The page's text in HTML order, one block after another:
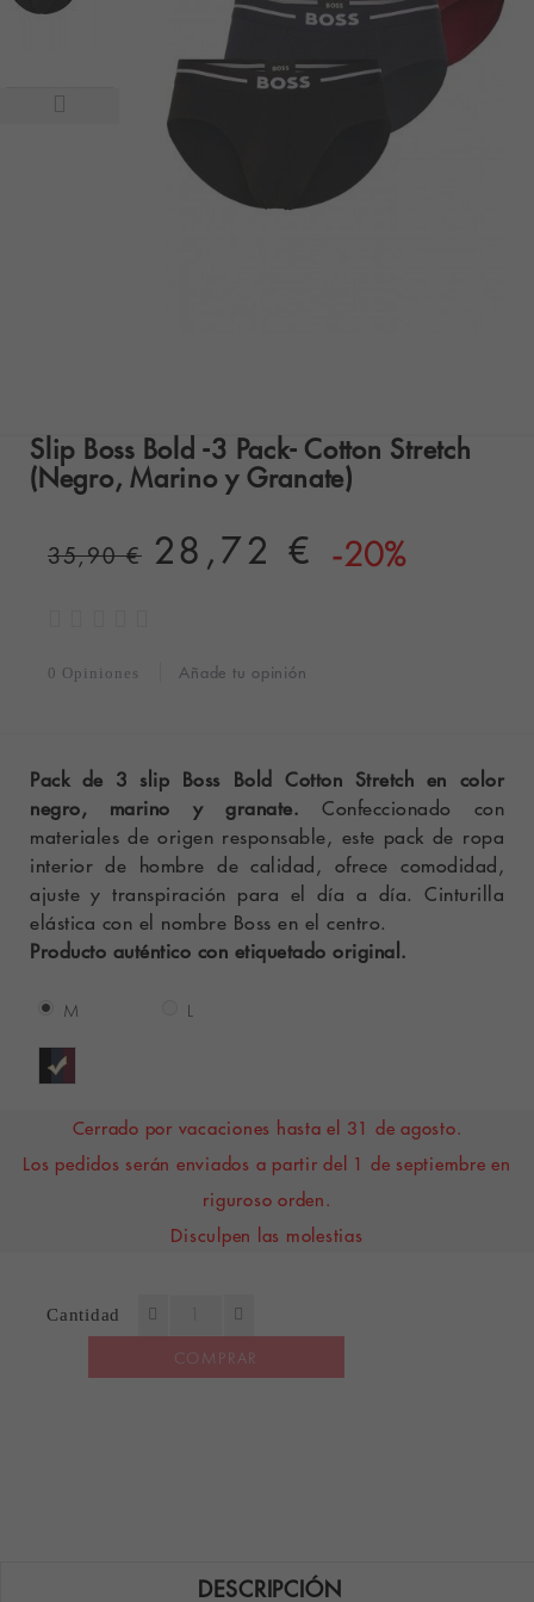
Slip Boss Bold -3 Pack- Cotton Stretch
(Negro, Marino y Granate)
35,90 € 28,72 € -20%
0 Opiniones Añade tu opinión
Pack de 3 slip Boss Bold Cotton Stretch en color
negro, marino y granate. Confeccionado con
materiales de origen responsable, este pack de ropa
interior de hombre de calidad, ofrece comodidad,
ajuste y transpiración para el día a día. Cinturilla
elástica con el nombre Boss en el centro.
Producto auténtico con etiquetado original.
M L
Cerrado por vacaciones hasta el 31 de agosto.
Los pedidos serán enviados a partir del 1 de septiembre en
riguroso orden.
Disculpen las molestias
Cantidad
COMPRAR
DESCRIPCIÓN